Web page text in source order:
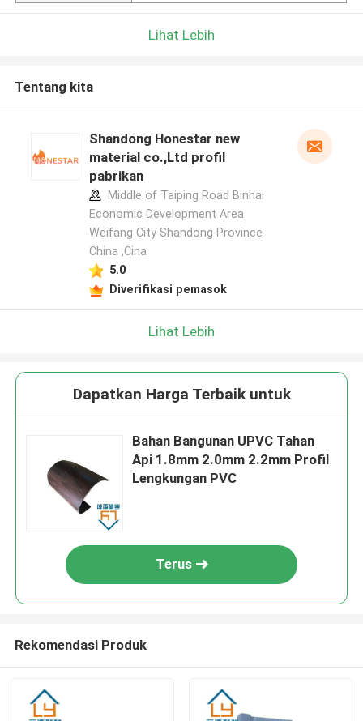
Lihat Lebih
Tentang kita
Shandong Honestar new
material co.,Ltd profil
pabrikan
Middle of Taiping Road Binhai
Economic Development Area
Weifang City Shandong Province
China ,Cina
5.0
Diverifikasi pemasok
Lihat Lebih
Dapatkan Harga Terbaik untuk
Bahan Bangunan UPVC Tahan
Api 1.8mm 2.0mm 2.2mm Profil
Lengkungan PVC
Terus
Rekomendasi Produk